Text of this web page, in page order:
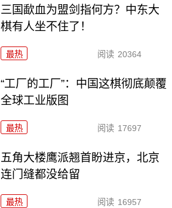
三国歃血为盟剑指何方？中东大
棋有人坐不住了！
最热 阅读 20364
“工厂的工厂”：中国这棋彻底颠覆
全球工业版图
最热 阅读 17697
五角大楼鹰派翘首盼进京，北京
连门缝都没给留
最热 阅读 16957